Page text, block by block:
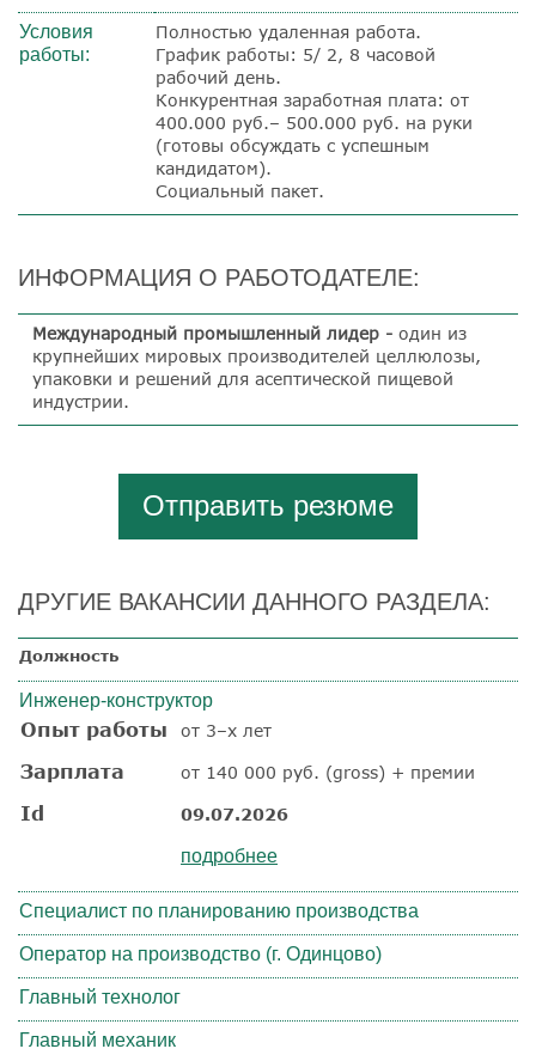
Условия
работы:
Полностью удаленная работа.
График работы: 5/ 2, 8 часовой
рабочий день.
Конкурентная заработная плата: от
400.000 руб.– 500.000 руб. на руки
(готовы обсуждать с успешным
кандидатом).
Социальный пакет.
ИНФОРМАЦИЯ О РАБОТОДАТЕЛЕ:
Международный промышленный лидер - один из
крупнейших мировых производителей целлюлозы,
упаковки и решений для асептической пищевой
индустрии.
Отправить резюме
ДРУГИЕ ВАКАНСИИ ДАННОГО РАЗДЕЛА:
Должность
Инженер-конструктор
Опыт работы от 3–х лет
Зарплата от 140 000 руб. (gross) + премии
Id 09.07.2026
подробнее
Специалист по планированию производства
Оператор на производство (г. Одинцово)
Главный технолог
Главный механик